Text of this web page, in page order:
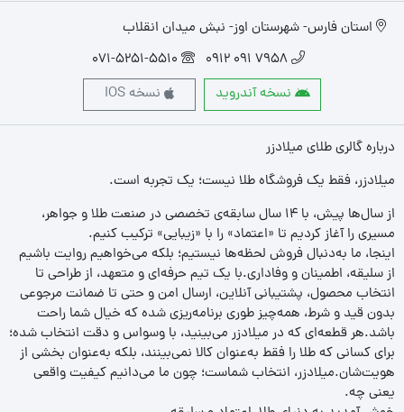
استان فارس- شهرستان اوز- نبش میدان انقلاب
7958 091 0912
071-5251-5510
نسخه آندروید
نسخه IOS
درباره گالری طلای میلادزر
میلادزر، فقط یک فروشگاه طلا نیست؛ یک تجربه‌ است.
از سال‌ها پیش، با ۱۴ سال سابقه‌ی تخصصی در صنعت طلا و جواهر،
مسیری را آغاز کردیم تا «اعتماد» را با «زیبایی» ترکیب کنیم.
اینجا، ما به‌دنبال فروش لحظه‌ها نیستیم؛ بلکه می‌خواهیم روایت باشیم
از سلیقه، اطمینان و وفاداری.با یک تیم حرفه‌ای و متعهد، از طراحی تا
انتخاب محصول، پشتیبانی آنلاین، ارسال امن و حتی تا ضمانت مرجوعی
بدون قید و شرط، همه‌چیز طوری برنامه‌ریزی شده که خیال شما راحت
باشد.هر قطعه‌ای که در میلادزر می‌بینید، با وسواس و دقت انتخاب شده؛
برای کسانی که طلا را فقط به‌عنوان کالا نمی‌بینند، بلکه به‌عنوان بخشی از
هویت‌شان.میلادزر، انتخاب شماست؛ چون ما می‌دانیم کیفیت واقعی
یعنی چه.